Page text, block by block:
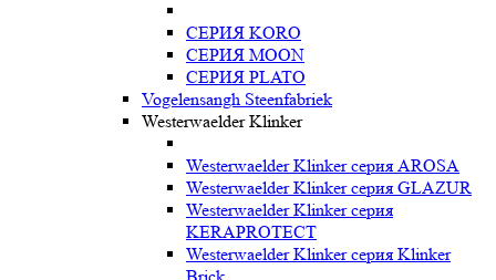
СЕРИЯ KORO
СЕРИЯ MOON
СЕРИЯ PLATO
Vogelensangh Steenfabriek
Westerwaelder Klinker
Westerwaelder Klinker серия AROSA
Westerwaelder Klinker серия GLAZUR
Westerwaelder Klinker серия
KERAPROTECT
Westerwaelder Klinker серия Klinker